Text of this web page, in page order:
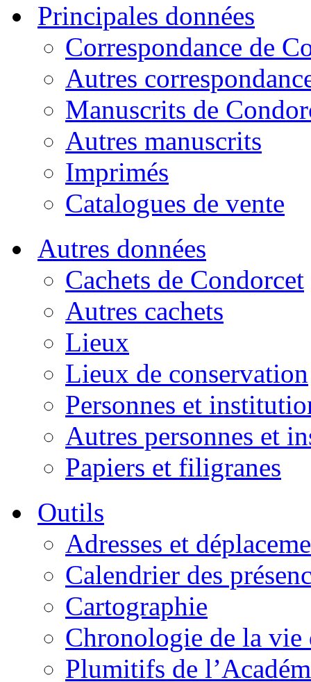
Principales données
Correspondance de
Autres
Manuscrits de
Autres manuscrits
Imprimés
Catalogues de vente
Autres données
Cachets de Condorcet
Autres cachets
Lieux
Lieux de conservation
Personnes et
Autres personnes et
Papiers et filigranes
Outils
Adresses et
Calendrier des
Cartographie
Chronologie de la vie
Plumitifs de